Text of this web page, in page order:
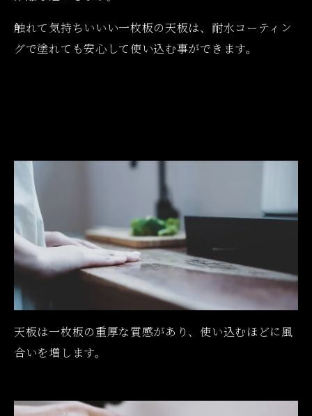
触れて気持ちいいい一枚板の天板は、耐水コーティン
グで塗れても安心して使い込む事ができます。
天板は一枚板の重厚な質感があり、使い込むほどに風
合いを増します。